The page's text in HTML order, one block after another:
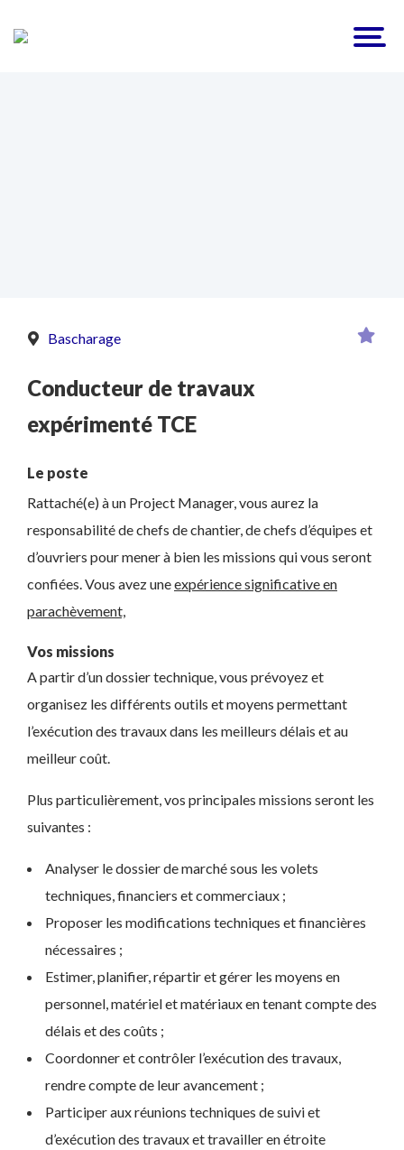
Bascharage
Conducteur de travaux
expérimenté TCE
Le poste
Rattaché(e) à un Project Manager, vous aurez la
responsabilité de chefs de chantier, de chefs d’équipes et
d’ouvriers pour mener à bien les missions qui vous seront
confiées. Vous avez uneexpérience significative en
parachèvement,
Vos missions
A partir d’un dossier technique, vous prévoyez et
organisez les différents outils et moyens permettant
l’exécution des travaux dans les meilleurs délais et au
meilleur coût.
Plus particulièrement, vos principales missions seront les
suivantes :
Analyser le dossier de marché sous les volets
techniques, financiers et commerciaux ;
Proposer les modifications techniques et financières
nécessaires ;
Estimer, planifier, répartir et gérer les moyens en
personnel, matériel et matériaux en tenant compte des
délais et des coûts ;
Coordonner et contrôler l’exécution des travaux,
rendre compte de leur avancement ;
Participer aux réunions techniques de suivi et
d’exécution des travaux et travailler en étroite